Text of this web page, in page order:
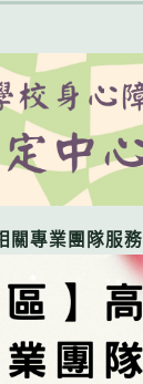
關專業團隊服務